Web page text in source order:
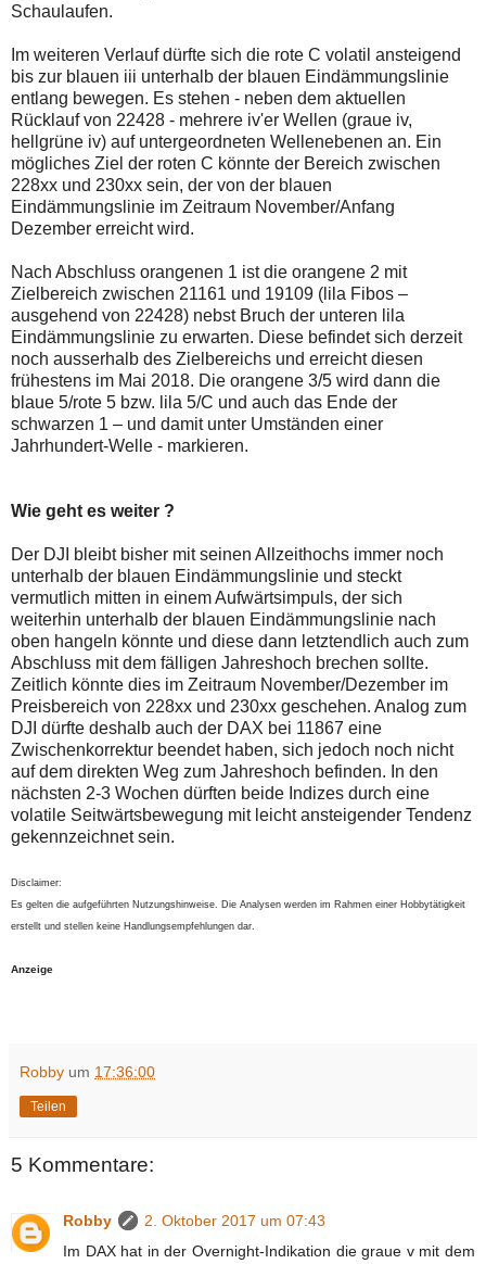
Schaulaufen.
Im weiteren Verlauf dürfte sich die rote C volatil ansteigend
bis zur blauen iii unterhalb der blauen Eindämmungslinie
entlang bewegen. Es stehen - neben dem aktuellen
Rücklauf von 22428 - mehrere iv'er Wellen (graue iv,
hellgrüne iv) auf untergeordneten Wellenebenen an. Ein
mögliches Ziel der roten C könnte der Bereich zwischen
228xx und 230xx sein, der von der blauen
Eindämmungslinie im Zeitraum November/Anfang
Dezember erreicht wird.
Nach Abschluss orangenen 1 ist die orangene 2 mit
Zielbereich zwischen 21161 und 19109 (lila Fibos –
ausgehend von 22428) nebst Bruch der unteren lila
Eindämmungslinie zu erwarten. Diese befindet sich derzeit
noch ausserhalb des Zielbereichs und erreicht diesen
frühestens im Mai 2018. Die orangene 3/5 wird dann die
blaue 5/rote 5 bzw. lila 5/C und auch das Ende der
schwarzen 1 – und damit unter Umständen einer
Jahrhundert-Welle - markieren.
Wie geht es weiter ?
Der DJI bleibt bisher mit seinen Allzeithochs immer noch
unterhalb der blauen Eindämmungslinie und steckt
vermutlich mitten in einem Aufwärtsimpuls, der sich
weiterhin unterhalb der blauen Eindämmungslinie nach
oben hangeln könnte und diese dann letztendlich auch zum
Abschluss mit dem fälligen Jahreshoch brechen sollte.
Zeitlich könnte dies im Zeitraum November/Dezember im
Preisbereich von 228xx und 230xx geschehen. Analog zum
DJI dürfte deshalb auch der DAX bei 11867 eine
Zwischenkorrektur beendet haben, sich jedoch noch nicht
auf dem direkten Weg zum Jahreshoch befinden. In den
nächsten 2-3 Wochen dürften beide Indizes durch eine
volatile Seitwärtsbewegung mit leicht ansteigender Tendenz
gekennzeichnet sein.
Disclaimer:
Es gelten die aufgeführten Nutzungshinweise. Die Analysen werden im Rahmen einer Hobbytätigkeit
erstellt und stellen keine Handlungsempfehlungen dar.
Anzeige
Robby um 17:36:00
Teilen
5 Kommentare:
Robby
2. Oktober 2017 um 07:43
Im DAX hat in der Overnight-Indikation die graue v mit dem